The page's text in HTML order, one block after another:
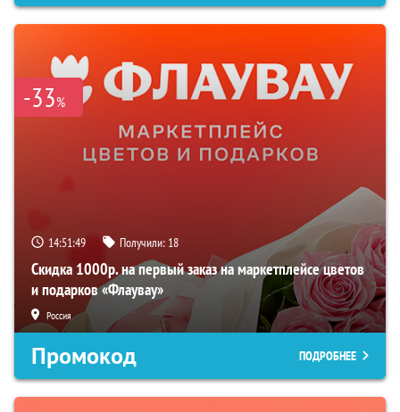
-33%
14:51:49 Получили: 18
Скидка 1000р. на первый заказ на маркетплейсе цветов
и подарков «Флаувау»
Россия
Промокод ПОДРОБНЕЕ